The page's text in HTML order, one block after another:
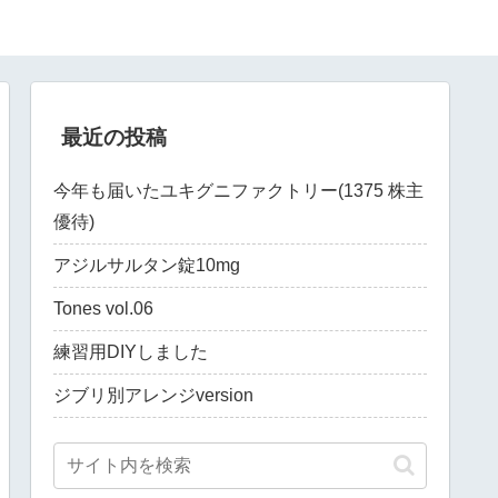
最近の投稿
今年も届いたユキグニファクトリー(1375 株主
優待)
アジルサルタン錠10mg
Tones vol.06
練習用DIYしました
ジブリ別アレンジversion